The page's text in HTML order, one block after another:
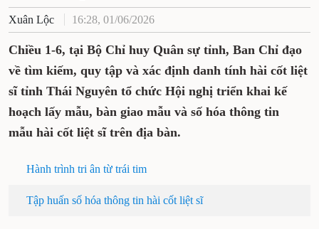
Xuân Lộc 16:28, 01/06/2026
Chiều 1-6, tại Bộ Chỉ huy Quân sự tỉnh, Ban Chỉ đạo
về tìm kiếm, quy tập và xác định danh tính hài cốt liệt
sĩ tỉnh Thái Nguyên tổ chức Hội nghị triển khai kế
hoạch lấy mẫu, bàn giao mẫu và số hóa thông tin
mẫu hài cốt liệt sĩ trên địa bàn.
Hành trình tri ân từ trái tim
Tập huấn số hóa thông tin hài cốt liệt sĩ